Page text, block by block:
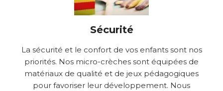
Sécurité
La sécurité et le confort de vos enfants sont nos
priorités. Nos micro-crèches sont équipées de
matériaux de qualité et de jeux pédagogiques
pour favoriser leur développement. Nous